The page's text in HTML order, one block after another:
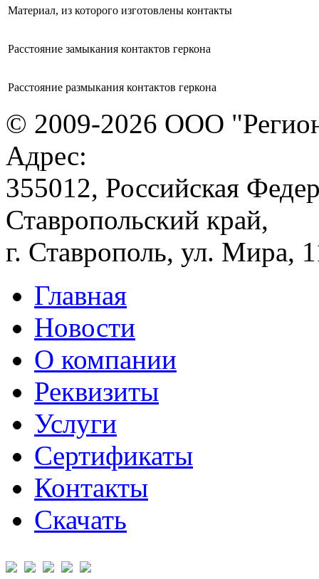
Материал, из которого изготовлены контакты
Расстояние замыкания контактов геркона
Расстояние размыкания контактов геркона
© 2009-2026 ООО
Адрес:
355012, Российская
Ставропольский край,
г. Ставрополь, ул. Мира,
Главная
Новости
О компании
Реквизиты
Услуги
Сертификаты
Контакты
Скачать